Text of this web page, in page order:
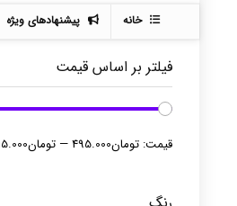
خانه پیشنهادهای ویژه
فیلتر بر اساس قیمت
حداقل
حداکثر
قیمت: تومان495.000 — تومان515.000